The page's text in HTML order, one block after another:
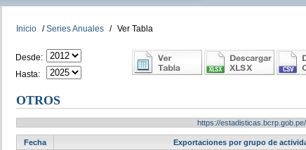
Inicio / Series Anuales / Ver Tabla
Desde:
Hasta:
OTROS
https://
Fecha
Exportaciones por grupo de